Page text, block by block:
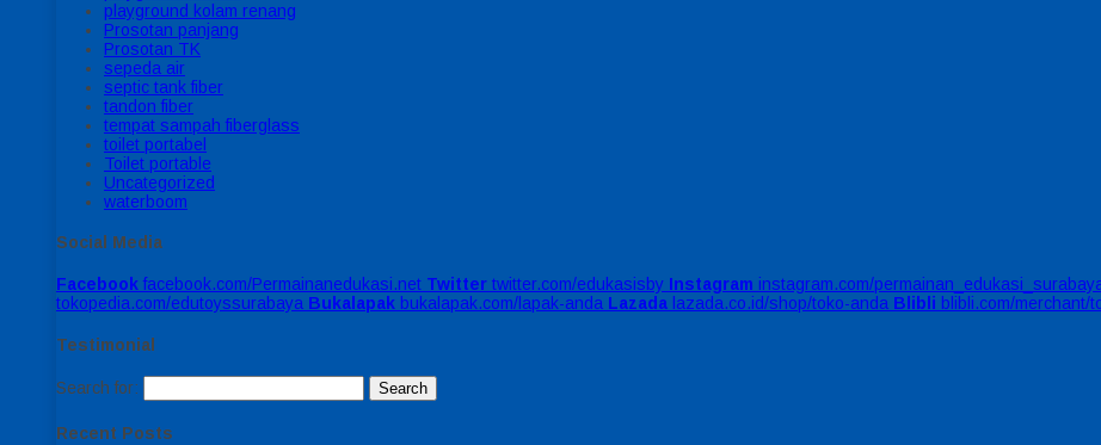
playground kolam renang
Prosotan panjang
Prosotan TK
sepeda air
septic tank fiber
tandon fiber
tempat sampah fiberglass
toilet portabel
Toilet portable
Uncategorized
waterboom
Social Media
Facebook facebook.com/Permainanedukasi.net Twitter twitter.com/edukasisby Instagram instagram.com/
tokopedia.com/edutoyssurabaya Bukalapak bukalapak.com/lapak-anda Lazada lazada.co.id/shop/toko-anda Blibli blibli.com/merchant/
Testimonial
Search for:
Recent Posts